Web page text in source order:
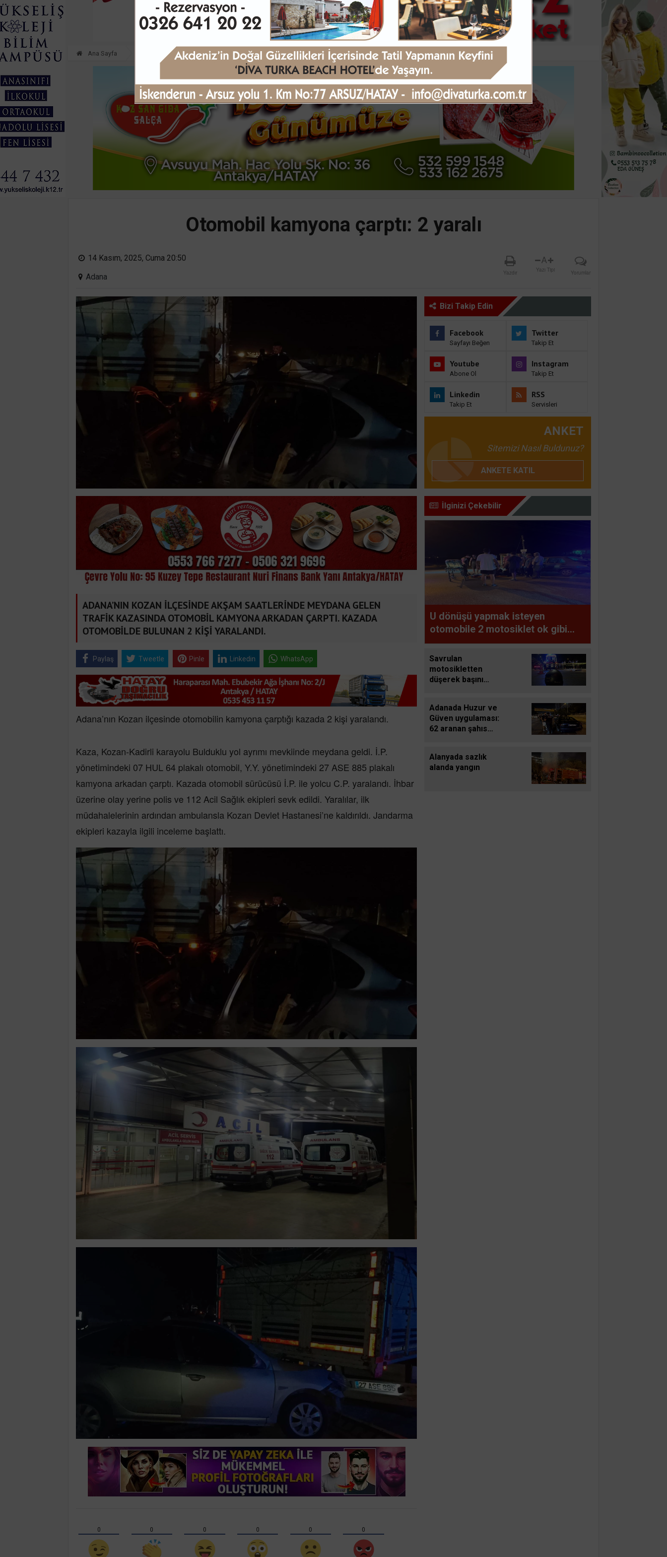
Ana Sayfa
Otomobil kamyona çarptı: 2 yaralı
14 Kasım, 2025, Cuma 20:50
Adana
Yazdır
A
Yazı Tipi Yorumlar
ADANA’NIN KOZAN İLÇESİNDE AKŞAM SAATLERİNDE MEYDANA GELEN
TRAFİK KAZASINDA OTOMOBİL KAMYONA ARKADAN ÇARPTI. KAZADA
OTOMOBİLDE BULUNAN 2 KİŞİ YARALANDI.
Paylaş Tweetle Pinle Linkedin WhatsApp
Adana’nın Kozan ilçesinde otomobilin kamyona çarptığı kazada 2 kişi yaralandı.
Kaza, Kozan-Kadirli karayolu Bulduklu yol ayrımı mevkiinde meydana geldi. İ.P.
yönetimindeki 07 HUL 64 plakalı otomobil, Y.Y. yönetimindeki 27 ASE 885 plakalı
kamyona arkadan çarptı. Kazada otomobil sürücüsü İ.P. ile yolcu C.P. yaralandı. İhbar
üzerine olay yerine polis ve 112 Acil Sağlık ekipleri sevk edildi. Yaralılar, ilk
müdahalelerinin ardından ambulansla Kozan Devlet Hastanesi’ne kaldırıldı. Jandarma
ekipleri kazayla ilgili inceleme başlattı.
0 0 0 0 0 0
Bizi Takip Edin
Facebook
Sayfayı Beğen
Twitter
Takip Et
Youtube
Abone Ol
Instagram
Takip Et
Linkedin
Takip Et
RSS
Servisleri
ANKET
Sitemizi Nasıl Buldunuz?
ANKETE KATIL
İlginizi Çekebilir
U dönüşü yapmak isteyen
otomobile 2 motosiklet ok gibi
saplandı
Savrulan
motosikletten
düşerek başını
kaybetti
Adanada Huzur ve
Güven uygulaması:
62 aranan şahıs
kesildi
Alanyada sazlık
alanda yangın